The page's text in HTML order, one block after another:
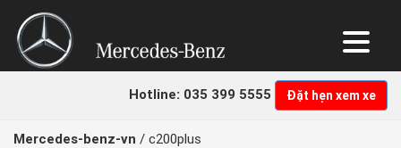
Hotline: 035 399 5555 Đặt hẹn xem xe
Mercedes-benz-vn / c200plus
NHẬN BÁO GIÁ LĂN BÁNH ƯU ĐÃI NHẤT
Quý khách hàng vui lòng nhập thông tin để nhận báo giá tốt